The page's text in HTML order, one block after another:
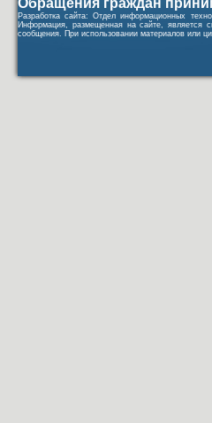
Обращения граждан
Разработка сайта: Отдел информационных
Информация, размещенная на сайте, является
сообщения. При использовании материалов или